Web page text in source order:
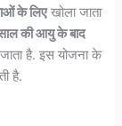
के लिएखोला जाता
की आयु के बाद
जाता है. इस योजना के
है.